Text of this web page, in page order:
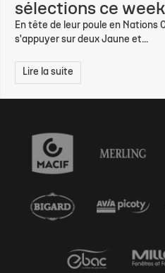
sélections ce
En tête de leur poule en Nations
s'appuyer sur deux Jaune et...
Lire la suite